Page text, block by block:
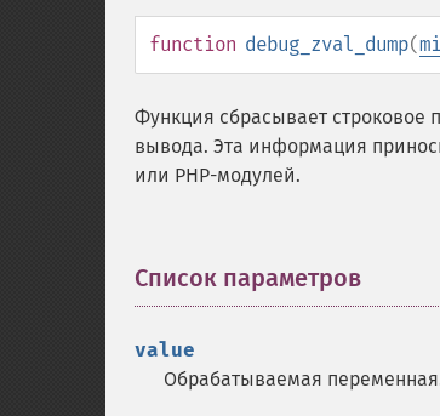
function debug_zval_dump(
Функция сбрасывает строковое
вывода. Эта информация
или PHP-модулей.
Список параметров
value
Обрабатываемая